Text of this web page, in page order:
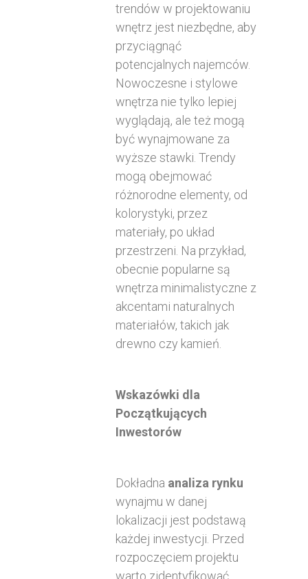
trendów w projektowaniu
wnętrz jest niezbędne, aby
przyciągnąć
potencjalnych najemców.
Nowoczesne i stylowe
wnętrza nie tylko lepiej
wyglądają, ale też mogą
być wynajmowane za
wyższe stawki. Trendy
mogą obejmować
różnorodne elementy, od
kolorystyki, przez
materiały, po układ
przestrzeni. Na przykład,
obecnie popularne są
wnętrza minimalistyczne z
akcentami naturalnych
materiałów, takich jak
drewno czy kamień.
Wskazówki dla
Początkujących
Inwestorów
Dokładna analiza rynku
wynajmu w danej
lokalizacji jest podstawą
każdej inwestycji. Przed
rozpoczęciem projektu
warto zidentyfikować